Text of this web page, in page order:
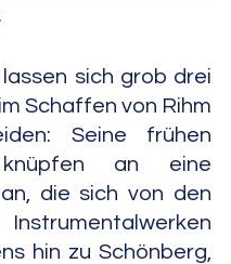
sich grob drei
Schaffen von Rihm
Seine frühen
an eine
die sich von den
hin zu Schönberg,